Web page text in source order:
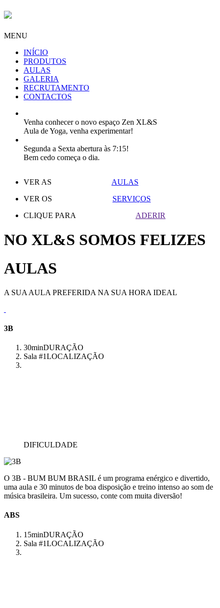
MENU
INÍCIO
PRODUTOS
AULAS
GALERIA
RECRUTAMENTO
CONTACTOS
Venha conhecer o novo espaço Zen XL&S
Aula de Yoga, venha experimentar!
Segunda a Sexta abertura às 7:15!
Bem cedo começa o dia.
VER AS
AULAS
VER OS
SERVIÇOS
CLIQUE PARA
ADERIR
NO XL&S SOMOS FELIZES
AULAS
A SUA AULA PREFERIDA NA SUA HORA IDEAL
3B
30minDURAÇÃO
Sala #1LOCALIZAÇÃO
DIFICULDADE
O 3B - BUM BUM BRASIL é um programa enérgico e divertido,
uma aula e 30 minutos de boa disposição e treino intenso ao som de
música brasileira. Um sucesso, conte com muita diversão!
ABS
15minDURAÇÃO
Sala #1LOCALIZAÇÃO